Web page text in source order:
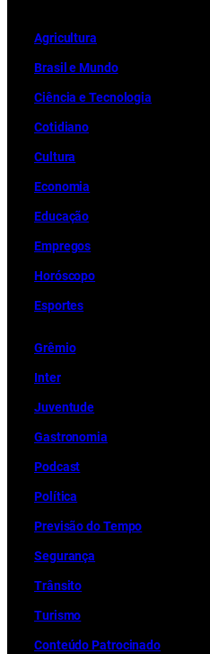
Agricultura
Brasil e Mundo
Ciência e Tecnologia
Cotidiano
Cultura
Economia
Educação
Empregos
Horóscopo
Esportes
Grêmio
Inter
Juventude
Gastronomia
Podcast
Política
Previsão do Tempo
Segurança
Trânsito
Turismo
Conteúdo Patrocinado